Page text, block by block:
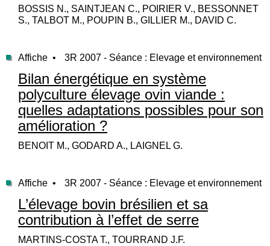
BOSSIS N., SAINTJEAN C., POIRIER V., BESSONNET
S., TALBOT M., POUPIN B., GILLIER M., DAVID C.
Affiche • 3R 2007 - Séance : Elevage et environnement
Bilan énergétique en système
polyculture élevage ovin viande :
quelles adaptations possibles pour son
amélioration ?
BENOIT M., GODARD A., LAIGNEL G.
Affiche • 3R 2007 - Séance : Elevage et environnement
L’élevage bovin brésilien et sa
contribution à l’effet de serre
MARTINS-COSTA T., TOURRAND J.F.